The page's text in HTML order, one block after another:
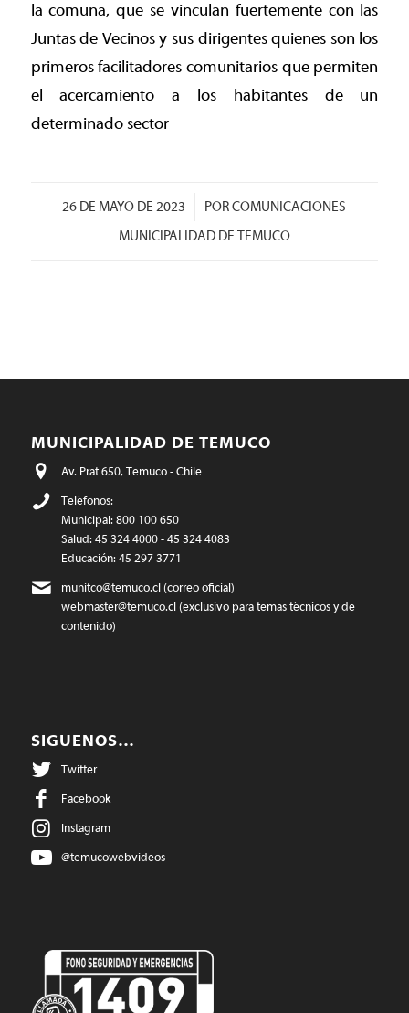
la comuna, que se vinculan fuertemente con las
Juntas de Vecinos y sus dirigentes quienes son los
primeros facilitadores comunitarios que permiten
el acercamiento a los habitantes de un
determinado sector
26 DE MAYO DE 2023
/ PORCOMUNICACIONES
MUNICIPALIDAD DE TEMUCO
MUNICIPALIDAD DE TEMUCO
Av. Prat 650, Temuco - Chile
Teléfonos:
Municipal: 800 100 650
Salud: 45 324 4000 - 45 324 4083
Educación: 45 297 3771
munitco@temuco.cl(correo oficial)
webmaster@temuco.cl(exclusivo para temas técnicos y de
contenido)
SIGUENOS…
Twitter
Facebook
Instagram
@temucowebvideos